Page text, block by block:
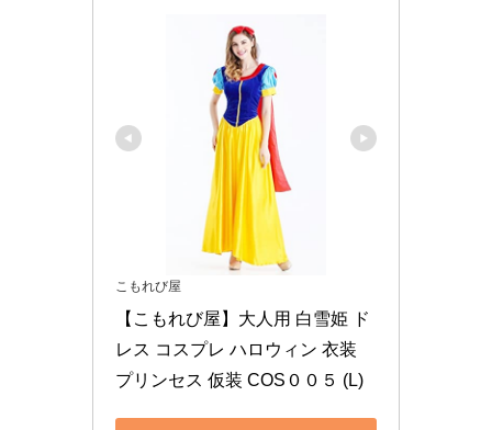
こもれび屋
【こもれび屋】大人用 白雪姫 ド
レス コスプレ ハロウィン 衣装
プリンセス 仮装 COS００５ (L)